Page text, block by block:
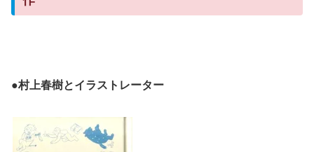
●村上春樹とイラストレーター